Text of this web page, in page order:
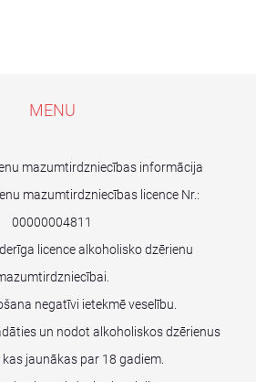
MENU
mazumtirdzniecības informācija
mazumtirdzniecības licence Nr.:
00000004811
licence alkoholisko dzērienu
negatīvi ietekmē veselību.
un nodot alkoholiskos dzērienus
jaunākas par 18 gadiem.